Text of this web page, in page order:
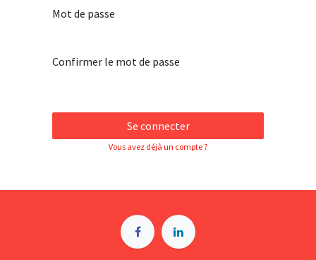
Mot de passe
Confirmer le mot de passe
Se connecter
Vous avez déjà un compte ?